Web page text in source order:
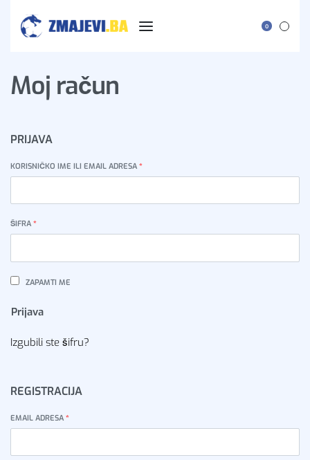
0
Moj račun
PRIJAVA
KORISNIČKO IME ILI EMAIL ADRESA *
ŠIFRA *
ZAPAMTI ME
Prijava
Izgubili ste šifru?
REGISTRACIJA
EMAIL ADRESA *